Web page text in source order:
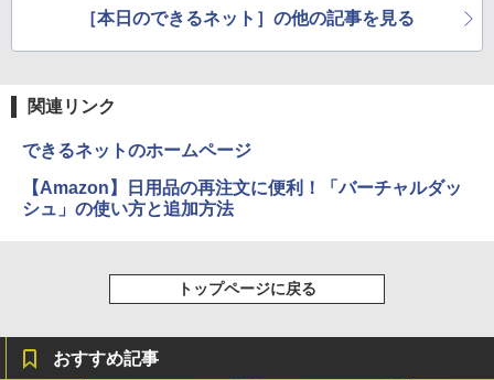
［本日のできるネット］の他の記事を見る
関連リンク
できるネットのホームページ
【Amazon】日用品の再注文に便利！「バーチャルダッ
シュ」の使い方と追加方法
トップページに戻る
おすすめ記事